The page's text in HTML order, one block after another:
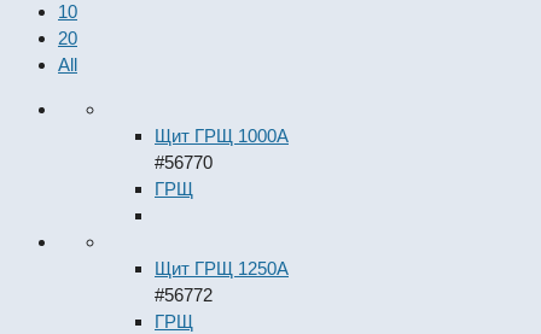
10
20
All
Щит ГРЩ 1000А
#56770
ГРЩ
Щит ГРЩ 1250А
#56772
ГРЩ